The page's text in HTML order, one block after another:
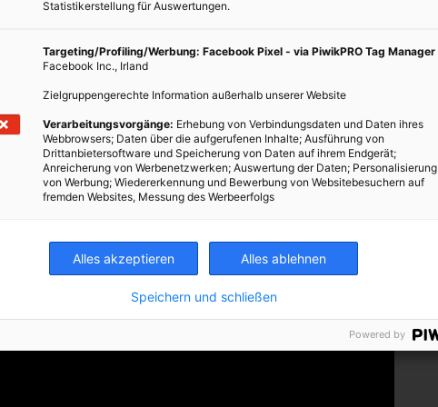
– die Königsklasse der Elektrifizierung
besonders schwer zu elektrifizieren sind: Luftfahrt und
heutiger Batterien reicht für große Flugzeuge oder
Kurzstreckenflugzeuge und batteriebetriebene Fähren sind
es alternative Lösungen.
Kraftstoffe, E‑Fuels und Wasserstoffderivate – ergänzt
Flugzeugdesigns.
Statistikerstellung für Auswertungen.
Targeting/Profiling/Werbung: Facebook Pixel - via PiwikPRO Tag Manager
Facebook Inc., Irland
Zielgruppengerechte Information außerhalb unserer Website
Verarbeitungsvorgänge: Erhebung von Verbindungsdaten und Daten ihres
Webbrowsers; Daten über die aufgerufenen Inhalte; Ausführung von
Drittanbietersoftware und Speicherung von Daten auf ihrem Endgerät;
Anreicherung von Werbenetzwerken; Auswertung der Daten; Personalisierung
von Werbung; Wiedererkennung und Bewerbung von Websitebesuchern auf
fremden Websites, Messung des Werbeerfolgs
Alles akzeptieren Alles ablehnen
Speichern und schließen
Powered by